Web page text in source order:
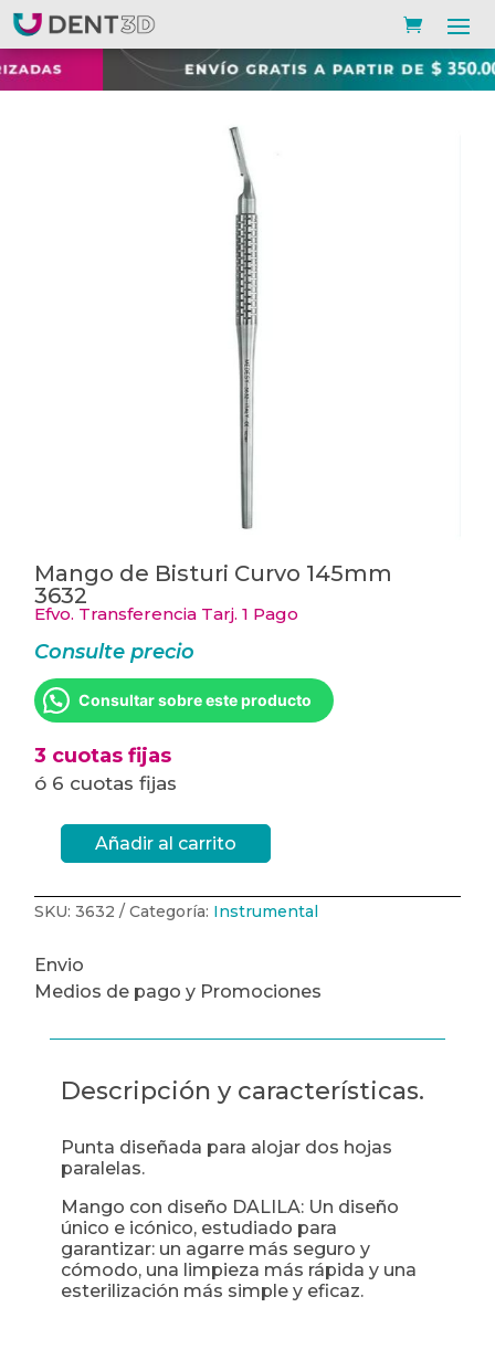
Mango de Bisturi Curvo 145mm
3632
Efvo. Transferencia Tarj. 1 Pago
Consulte precio
Consultar sobre este producto
3 cuotas fijas
ó 6 cuotas fijas
Mango
Curvo
145mm
Añadir al carrito
SKU:3632 Categoría: Instrumental
Envio
Medios de pago y Promociones
Descripción y características.
Punta diseñada para alojar dos hojas
paralelas.
Mango con diseño DALILA: Un diseño
único e icónico, estudiado para
garantizar: un agarre más seguro y
cómodo, una limpieza más rápida y una
esterilización más simple y eficaz.